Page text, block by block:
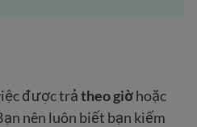
được trảtheo giờhoặc
nên luôn biết bạn kiếm